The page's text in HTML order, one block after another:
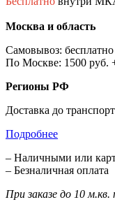
Москва и область
Самовывоз:
По Москве: 1500 руб.
Регионы РФ
Доставка до
Подробнее
– Наличными или
– Безналичная оплата
При заказе до 10